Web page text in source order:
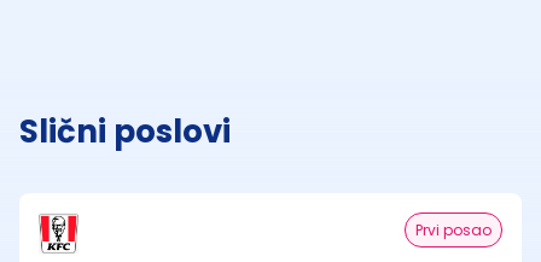
Slični poslovi
Prvi posao